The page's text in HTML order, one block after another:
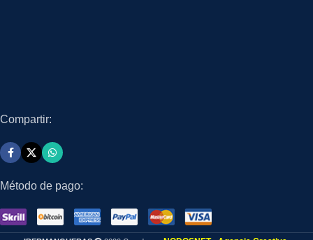
Compartir:
Método de pago: